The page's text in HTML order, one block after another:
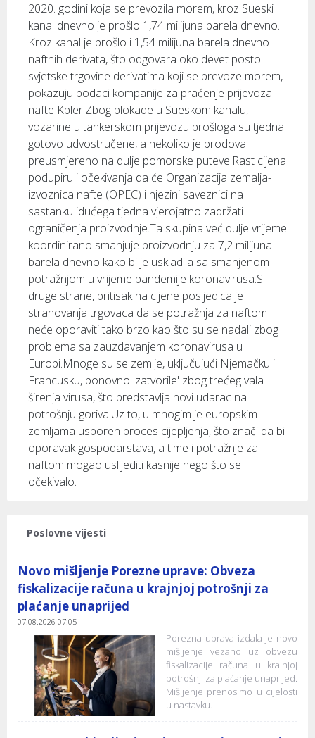
2020. godini koja se prevozila morem, kroz Sueski
kanal dnevno je prošlo 1,74 milijuna barela dnevno.
Kroz kanal je prošlo i 1,54 milijuna barela dnevno
naftnih derivata, što odgovara oko devet posto
svjetske trgovine derivatima koji se prevoze morem,
pokazuju podaci kompanije za praćenje prijevoza
nafte Kpler.Zbog blokade u Sueskom kanalu,
vozarine u tankerskom prijevozu prošloga su tjedna
gotovo udvostručene, a nekoliko je brodova
preusmjereno na dulje pomorske puteve.Rast cijena
podupiru i očekivanja da će Organizacija zemalja-
izvoznica nafte (OPEC) i njezini saveznici na
sastanku idućega tjedna vjerojatno zadržati
ograničenja proizvodnje.Ta skupina već dulje vrijeme
koordinirano smanjuje proizvodnju za 7,2 milijuna
barela dnevno kako bi je uskladila sa smanjenom
potražnjom u vrijeme pandemije koronavirusa.S
druge strane, pritisak na cijene posljedica je
strahovanja trgovaca da se potražnja za naftom
neće oporaviti tako brzo kao što su se nadali zbog
problema sa zauzdavanjem koronavirusa u
Europi.Mnoge su se zemlje, uključujući Njemačku i
Francusku, ponovno 'zatvorile' zbog trećeg vala
širenja virusa, što predstavlja novi udarac na
potrošnju goriva.Uz to, u mnogim je europskim
zemljama usporen proces cijepljenja, što znači da bi
oporavak gospodarstava, a time i potražnje za
naftom mogao uslijediti kasnije nego što se
očekivalo.
Poslovne vijesti
Novo mišljenje Porezne uprave: Obveza
fiskalizacije računa u krajnjoj potrošnji za
plaćanje unaprijed
07.08.2026 07:05
Porezna uprava izdala je novo
mišljenje vezano uz obvezu
fiskalizacije računa u krajnjoj
potrošnji za plaćanje unaprijed.
Mišljenje prenosimo u cijelosti
u nastavku.